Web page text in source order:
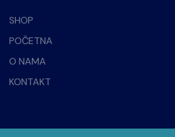
SHOP
POČETNA
O NAMA
KONTAKT